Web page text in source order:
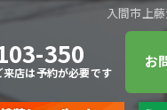
入間市上
350
店は予約が必要です
お